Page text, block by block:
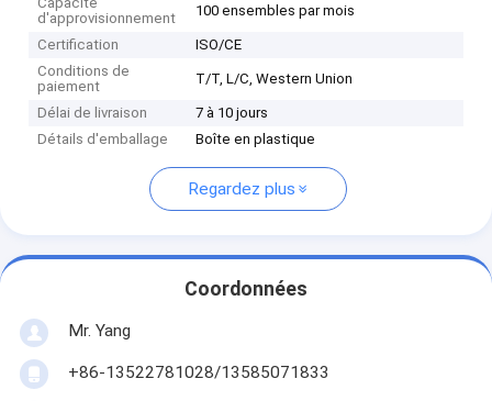
d'approvisionnement
100 ensembles par mois
Certification
ISO/CE
Conditions de
paiement
T/T, L/C, Western Union
Délai de livraison
7 à 10 jours
Détails d'emballage
Boîte en plastique
Regardez plus
Coordonnées
Mr. Yang
+86-13522781028/13585071833